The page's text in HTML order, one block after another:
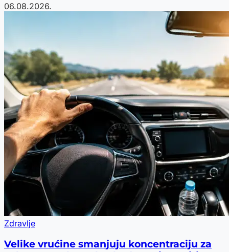
06.08.2026.
Zdravlje
Velike vrućine smanjuju koncentraciju za